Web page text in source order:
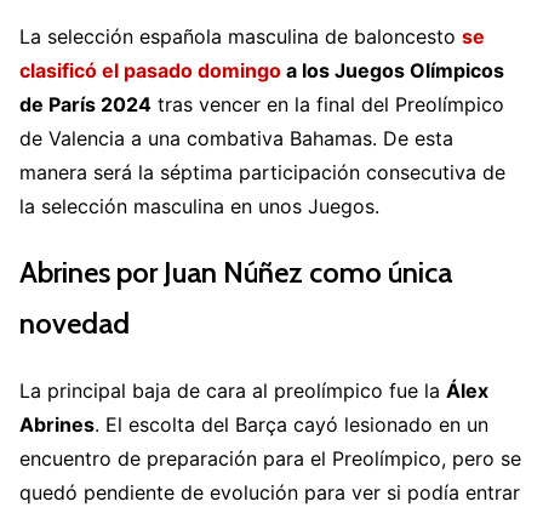
La selección española masculina de baloncesto se
clasificó el pasado domingo a los Juegos Olímpicos
de París 2024 tras vencer en la final del Preolímpico
de Valencia a una combativa Bahamas. De esta
manera será la séptima participación consecutiva de
la selección masculina en unos Juegos.
Abrines por Juan Núñez como única
novedad
La principal baja de cara al preolímpico fue la Álex
Abrines. El escolta del Barça cayó lesionado en un
encuentro de preparación para el Preolímpico, pero se
quedó pendiente de evolución para ver si podía entrar